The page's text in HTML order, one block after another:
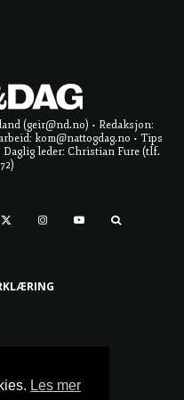
(geir@nd.no) • Redaksjon:
kom@nattogdag.no • Tips
Daglig leder: Christian Fure (tlf.
Les mer